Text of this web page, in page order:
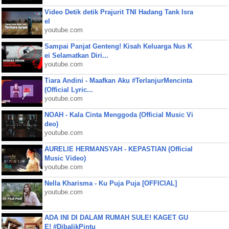
Video Detik detik Prajurit TNI Hadang Tank Isra
el
youtube.com
Sampai Panjat Genteng! Kisah Keluarga Nus K
ei Selamatkan Diri...
youtube.com
Tiara Andini - Maafkan Aku #TerlanjurMencinta
(Official Lyric...
youtube.com
NOAH - Kala Cinta Menggoda (Official Music Vi
deo)
youtube.com
AURELIE HERMANSYAH - KEPASTIAN (Official
Music Video)
youtube.com
Nella Kharisma - Ku Puja Puja [OFFICIAL]
youtube.com
ADA INI DI DALAM RUMAH SULE! KAGET GU
E! #DibalikPintu